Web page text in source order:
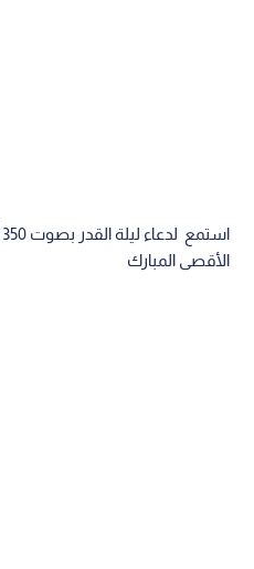
الأقصى المبارك